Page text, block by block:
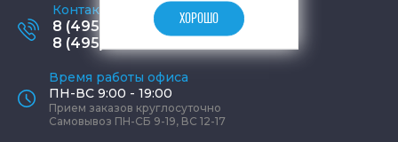
Контактные телефоны
8 (495) 795-77-65
8 (495) 797-11-67
Время работы офиса
ПН-ВС 9:00 - 19:00
Прием заказов круглосуточно
Самовывоз ПН-СБ 9-19, ВС 12-17
ХОРОШО